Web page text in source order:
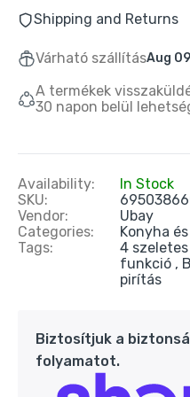
Buydeem
0,7 l – Zöld
24.990 Ft
Oté Hordozható
9.890 Ft
Oté
CO₂ patron –
9.890 Ft
9.890 Ft
20.990
Shipping and Returns
Várható szállításAug
A termékek
30 napon belül
Availability:
In Stock
SKU:
Vendor:
Ubay
Categories:
Konyha
Tags:
4
funkció
pirítás
Biztosítjuk a
folyamatot.